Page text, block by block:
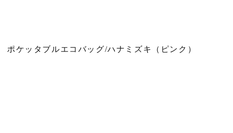
ポケッタブルエコバッグ/ハナミズキ（ピンク）